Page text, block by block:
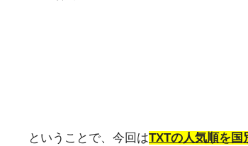
ということで、今回はTXTの人気順を国